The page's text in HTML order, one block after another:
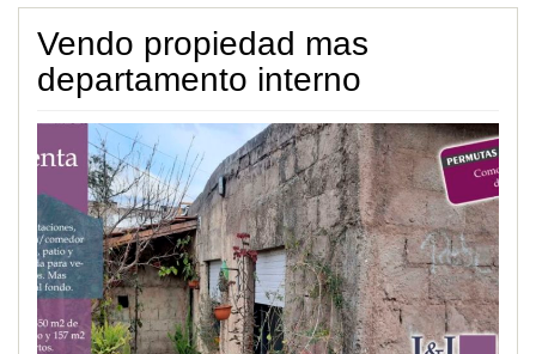
Vendo propiedad mas
departamento interno